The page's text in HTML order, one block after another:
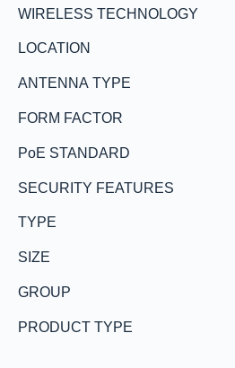
WIRELESS TECHNOLOGY
LOCATION
ANTENNA TYPE
FORM FACTOR
PoE STANDARD
SECURITY FEATURES
TYPE
SIZE
GROUP
PRODUCT TYPE